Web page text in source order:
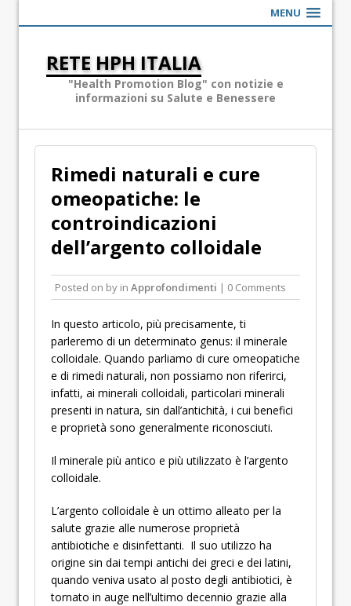
MENU
RETE HPH ITALIA
"Health Promotion Blog" con notizie e
informazioni su Salute e Benessere
Rimedi naturali e cure
omeopatiche: le
controindicazioni
dell’argento colloidale
Posted on by in Approfondimenti | 0 Comments
In questo articolo, più precisamente, ti
parleremo di un determinato genus: il minerale
colloidale. Quando parliamo di cure omeopatiche
e di rimedi naturali, non possiamo non riferirci,
infatti, ai minerali colloidali, particolari minerali
presenti in natura, sin dall’antichità, i cui benefici
e proprietà sono generalmente riconosciuti.
Il minerale più antico e più utilizzato è l’argento
colloidale.
L’argento colloidale è un ottimo alleato per la
salute grazie alle numerose proprietà
antibiotiche e disinfettanti. Il suo utilizzo ha
origine sin dai tempi antichi dei greci e dei latini,
quando veniva usato al posto degli antibiotici, è
tornato in auge nell’ultimo decennio grazie alla